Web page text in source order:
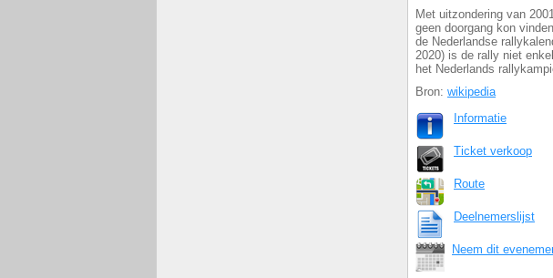
Met uitzondering van
geen doorgang kon
de Nederlandse
2020) is de rally niet
het Nederlands
Bron: wikipedia
Informatie
Ticket verkoop
Route
Deelnemerslijst
Neem dit